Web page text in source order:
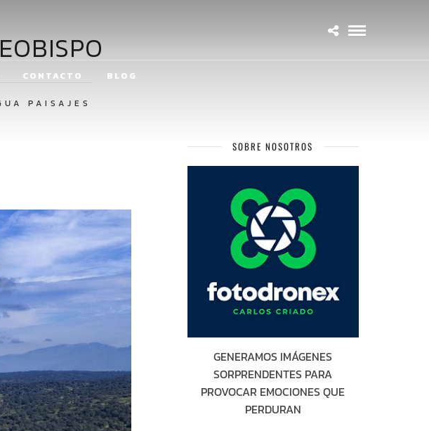
CONTACTO BLOG
PAISAJES
SOBRE NOSOTROS
GENERAMOS IMÁGENES
SORPRENDENTES PARA
PROVOCAR EMOCIONES QUE
PERDURAN